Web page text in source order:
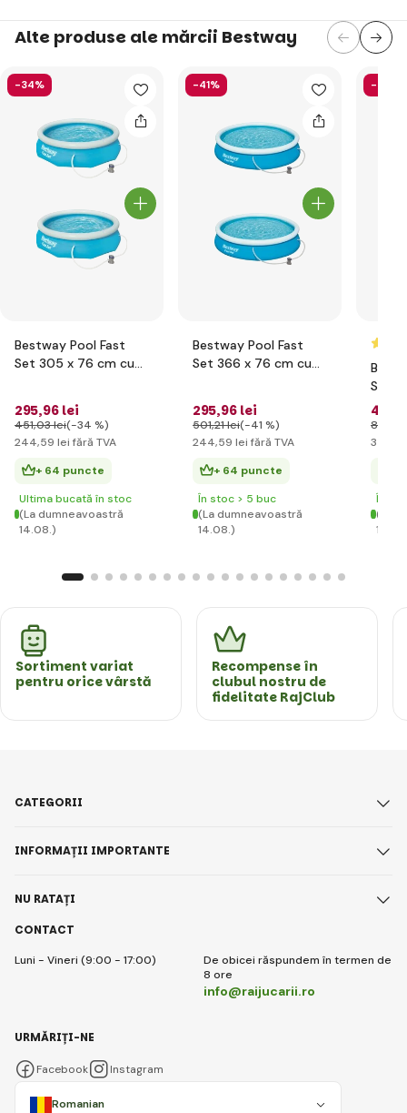
Alte produse ale mărcii Bestway
-34%
Bestway Pool Fast
Set 305 x 76 cm cu
295,96 lei
451,03 lei(-34 %)
244,59 lei fără TVA
+ 64 puncte
Ultima bucată în stoc
(La dumneavoastră
14.08.)
-41%
Bestway Pool Fast
Set 366 x 76 cm cu
295,96 lei
501,21 lei(-41 %)
244,59 lei fără TVA
+ 64 puncte
În stoc > 5 buc
(La dumneavoastră
14.08.)
-52%
Set
431
898
356
În
(La
Sortiment variat
pentru orice vârstă
Recompense în
clubul nostru de
fidelitate RajClub
CONTACT
Luni - Vineri (9:00 - 17:00)
De obicei răspundem în termen de
8 ore
info@raijucarii.ro
CATEGORII
INFORMAȚII IMPORTANTE
NU RATAȚI
Romanian
URMĂRIȚI-NE
Facebook Instagram